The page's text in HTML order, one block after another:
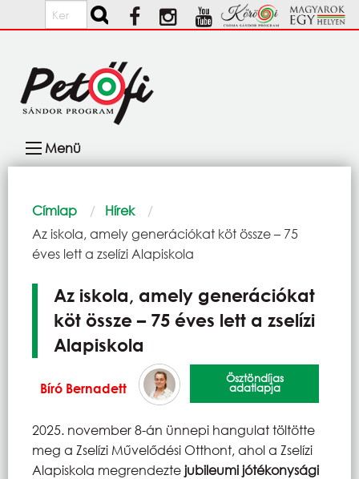
Ugrás a tartalomra
Keresés
navigáció
Menü
Morzsa
Címlap
Hírek
Current:
Az iskola, amely generációkat köt össze – 75
éves lett a zselízi Alapiskola
Az iskola, amely generációkat
köt össze – 75 éves lett a zselízi
Alapiskola
Bíró Bernadett
Ösztöndíjas
adatlapja
2025. november 8-án ünnepi hangulat töltötte
meg a Zselízi Művelődési Otthont, ahol a Zselízi
Alapiskola megrendeztejubileumi jótékonysági